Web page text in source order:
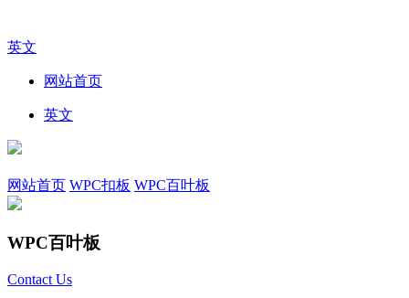
英文
网站首页
英文
网站首页 WPC扣板 WPC百叶板
WPC百叶板
Contact Us